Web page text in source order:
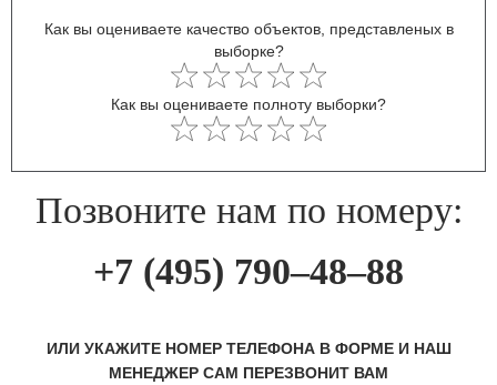
Как вы оцениваете качество объектов, представленых в
выборке?
Как вы оцениваете полноту выборки?
Позвоните нам по номеру:
+7 (495) 790–48–88
ИЛИ УКАЖИТЕ НОМЕР ТЕЛЕФОНА В ФОРМЕ И НАШ
МЕНЕДЖЕР САМ ПЕРЕЗВОНИТ ВАМ